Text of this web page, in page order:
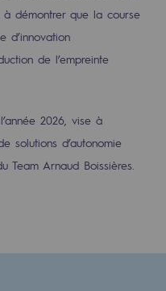
CO2
démontrer que la course
d’innovation
de l’empreinte
2026, vise à
solutions d’autonomie
Team Arnaud Boissières.